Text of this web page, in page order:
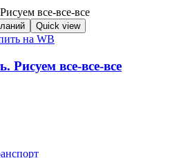
Quick view
на WB
Рисуем все-все-все